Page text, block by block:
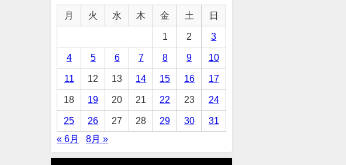
月 火 水 木 金 土 日
1 2 3
4 5 6 7 8 9 10
11 12 13 14 15 16 17
18 19 20 21 22 23 24
25 26 27 28 29 30
31
« 6月
8月 »